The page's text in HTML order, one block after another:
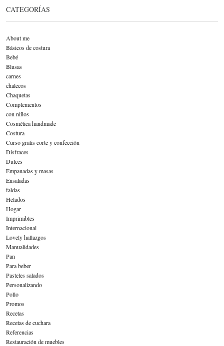
CATEGORÍAS
About me
Básicos de costura
Bebé
Blusas
carnes
chalecos
Chaquetas
Complementos
con niños
Cosmética handmade
Costura
Curso gratis corte y confección
Disfraces
Dulces
Empanadas y masas
Ensaladas
faldas
Helados
Hogar
Imprimibles
Internacional
Lovely hallazgos
Manualidades
Pan
Para beber
Pasteles salados
Personalizando
Pollo
Promos
Recetas
Recetas de cuchara
Referencias
Restauración de muebles